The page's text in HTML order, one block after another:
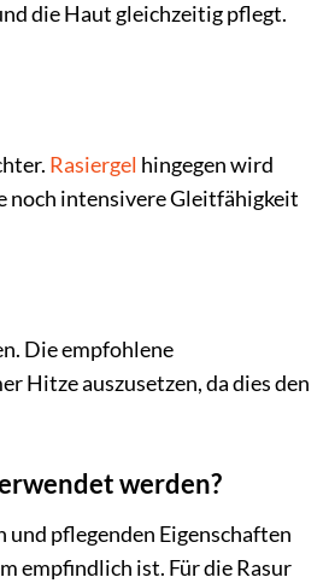
die Haut gleichzeitig pflegt.
Rasiergel hingegen wird
noch intensivere Gleitfähigkeit
Die empfohlene
Hitze auszusetzen, da dies den
werden?
pflegenden Eigenschaften
empfindlich ist. Für die Rasur